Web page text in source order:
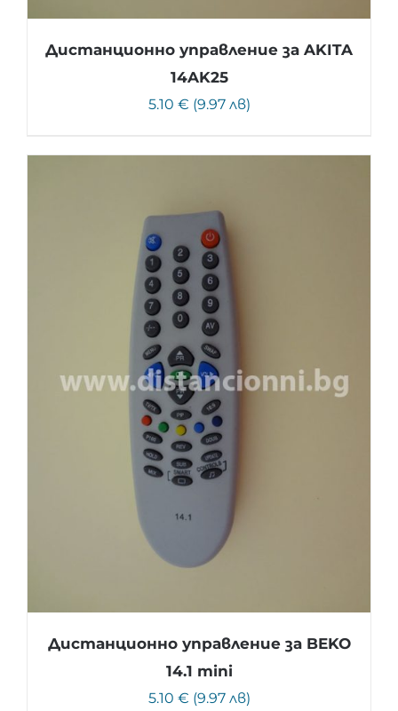
Дистанционно управление за AKITA
14AK25
5.10 € (9.97 лв)
Дистанционно управление за BEKO
14.1 mini
5.10 € (9.97 лв)